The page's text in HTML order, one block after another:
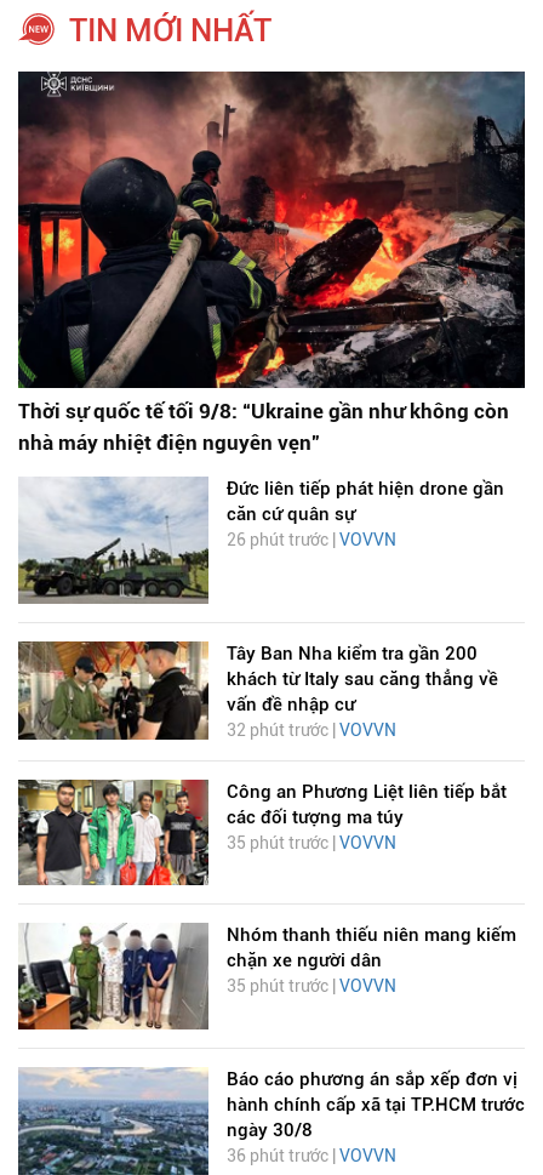
TIN MỚI NHẤT
Thời sự quốc tế tối 9/8: “Ukraine gần như không còn
nhà máy nhiệt điện nguyên vẹn”
Đức liên tiếp phát hiện drone gần
căn cứ quân sự
26 phút trước | VOVVN
Tây Ban Nha kiểm tra gần 200
khách từ Italy sau căng thẳng về
vấn đề nhập cư
32 phút trước | VOVVN
Công an Phương Liệt liên tiếp bắt
các đối tượng ma túy
35 phút trước | VOVVN
Nhóm thanh thiếu niên mang kiếm
chặn xe người dân
35 phút trước | VOVVN
Báo cáo phương án sắp xếp đơn vị
hành chính cấp xã tại TP.HCM trước
ngày 30/8
36 phút trước | VOVVN